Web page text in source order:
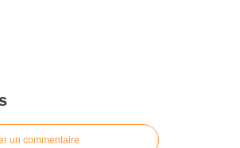
un commentaire